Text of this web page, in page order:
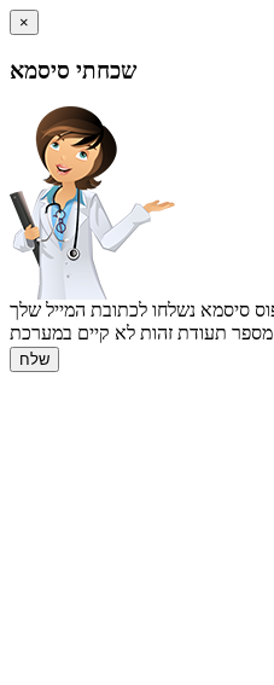
×
שכחתי סיסמא
מספר תעודת זהות לא קיים במערכת